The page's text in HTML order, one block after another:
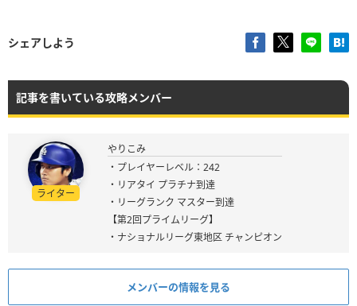
シェアしよう
記事を書いている攻略メンバー
ライター
やりこみ
・プレイヤーレベル：242
・リアタイ プラチナ到達
・リーグランク マスター到達
【第2回プライムリーグ】
・ナショナルリーグ東地区 チャンピオン
メンバーの情報を見る